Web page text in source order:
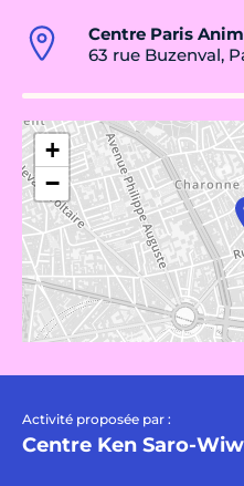
Centre Paris
63 rue Buzenval,
+
−
Activité proposée par :
Centre Ken Saro-